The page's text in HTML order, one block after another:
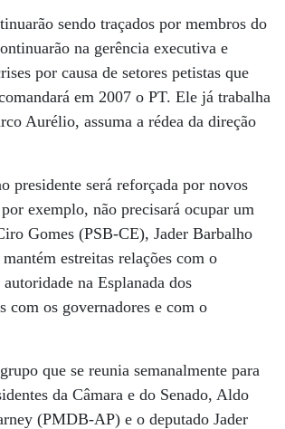
sendo traçados por membros do
na gerência executiva e
por causa de setores petistas que
em 2007 o PT. Ele já trabalha
Aurélio, assuma a rédea da direção
presidente será reforçada por novos
exemplo, não precisará ocupar um
Gomes (PSB-CE), Jader Barbalho
estreitas relações com o
na Esplanada dos
com os governadores e com o
que se reunia semanalmente para
da Câmara e do Senado, Aldo
(PMDB-AP) e o deputado Jader